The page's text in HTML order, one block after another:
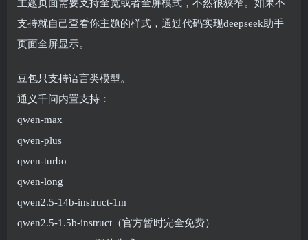
主题页面需要支持全宽或者全屏模式，不然很狭窄。如果不
支持就自己查看你主题的样式，通过代码实现deepseek助手
页面全屏显示。
豆包只支持语言类模型。
通义千问内置支持：
qwen-max
qwen-plus
qwen-turbo
qwen-long
qwen2.5-14b-instruct-1m
qwen2.5-1.5b-instruct（官方暂时完全免费）